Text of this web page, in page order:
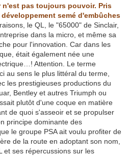
n'est pas toujours pouvoir. Pris
semé d'embûches
le QL, le "65000" de Sinclair,
dans la micro, et même sa
pour l'innovation. Car dans les
était également née une
Attention. Le terme
au sens le plus littéral du terme,
les prestigieuses productions du
Bentley et autres Triumph ou
plutôt d'une coque en matière
de quoi s'asseoir et se propulser
principe dominante des
le groupe PSA ait voulu profiter de
de la route en adoptant son nom,
et ses répercussions sur les